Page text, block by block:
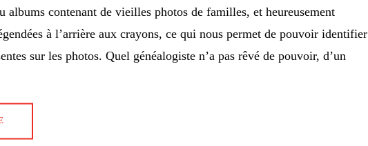
albums contenant de vieilles photos de familles, et heureusement
à l’arrière aux crayons, ce qui nous permet de pouvoir identifier
sur les photos. Quel généalogiste n’a pas rêvé de pouvoir, d’un